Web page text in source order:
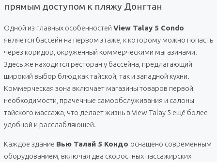
прямым доступом к пляжу Донгтан
Одной из главных особенностей View Talay 5 Condo
является бассейн на первом этаже, к которому можно попасть
через коридор, окружённый коммерческими магазинами.
Здесь же находится ресторан у бассейна, предлагающий
широкий выбор блюд как тайской, так и западной кухни.
Коммерческая зона включает магазины товаров первой
необходимости, прачечные самообслуживания и салоны
тайского массажа, что делает жизнь в View Talay 5 ещё более
удобной и расслабляющей.
Каждое здание Вью Талай 5 Кондо оснащено современным
оборудованием, включая два скоростных пассажирских